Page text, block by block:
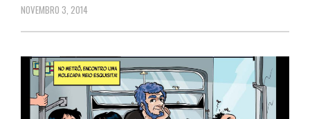
NOVEMBRO 3, 2014